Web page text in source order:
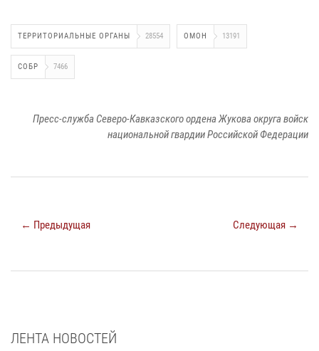
ТЕРРИТОРИАЛЬНЫЕ ОРГАНЫ 28554 ОМОН 13191
СОБР 7466
Пресс-служба Северо-Кавказского ордена Жукова округа войск
национальной гвардии Российской Федерации
← Предыдущая Следующая →
ЛЕНТА НОВОСТЕЙ